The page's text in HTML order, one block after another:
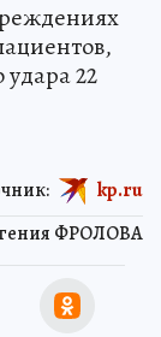
22
ФРОЛОВА
kp.ru